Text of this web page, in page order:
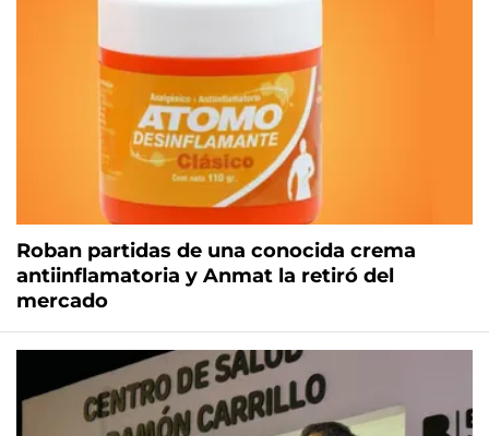
Roban partidas de una conocida crema
antiinflamatoria y Anmat la retiró del
mercado